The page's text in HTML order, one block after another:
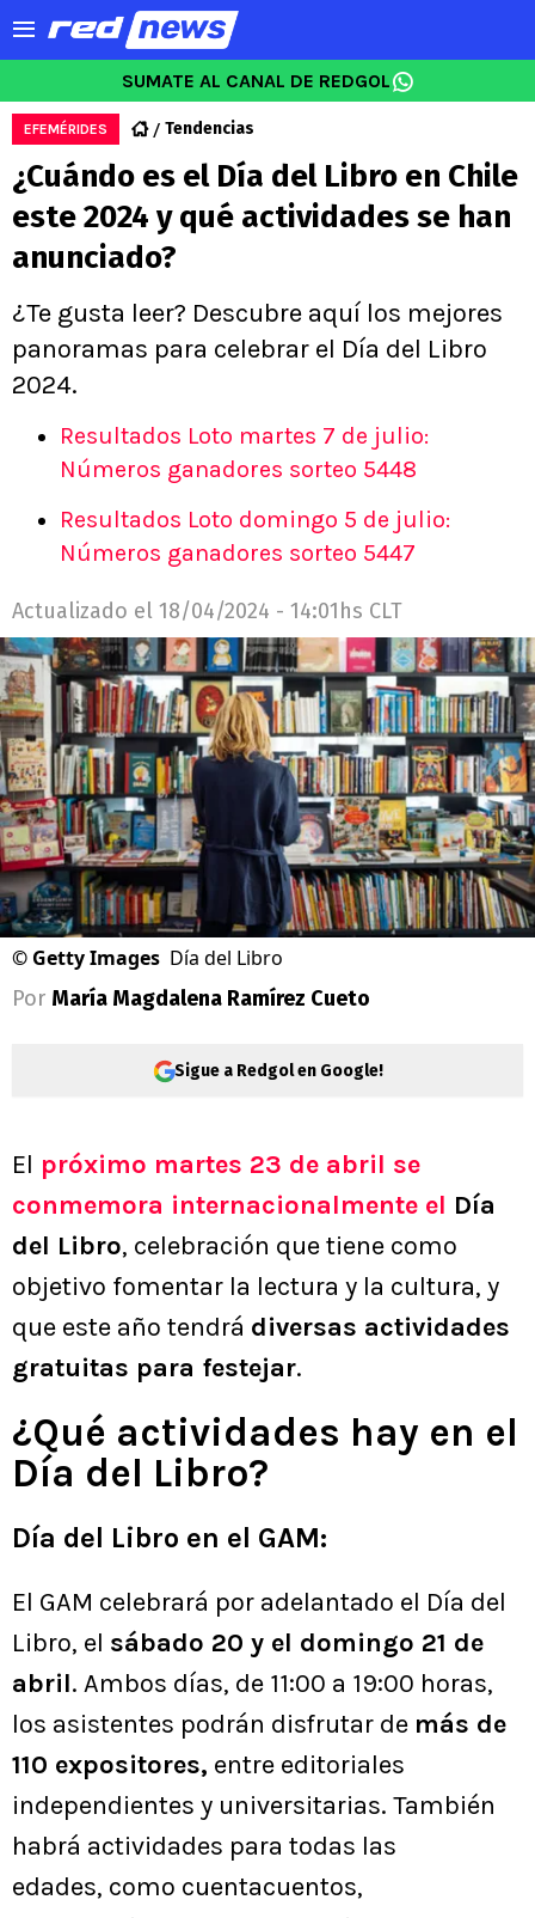
SUMATE AL CANAL DE REDGOL
EFEMÉRIDES Tendencias
¿Cuándo es el Día del Libro en Chile
este 2024 y qué actividades se han
anunciado?
¿Te gusta leer? Descubre aquí los mejores
panoramas para celebrar el Día del Libro
2024.
Resultados Loto martes 7 de julio:
Números ganadores sorteo 5448
Resultados Loto domingo 5 de julio:
Números ganadores sorteo 5447
Actualizado el 18/04/2024 - 14:01hs CLT
© Getty Images Día del Libro
Por María Magdalena Ramírez Cueto
Sigue a Redgol en Google!
El próximo martes 23 de abril se
conmemora internacionalmente el Día
del Libro, celebración que tiene como
objetivo fomentar la lectura y la cultura, y
que este año tendrá diversas actividades
gratuitas para festejar.
¿Qué actividades hay en el
Día del Libro?
Día del Libro en el GAM:
El GAM celebrará por adelantado el Día del
Libro, el sábado 20 y el domingo 21 de
abril. Ambos días, de 11:00 a 19:00 horas,
los asistentes podrán disfrutar de más de
110 expositores, entre editoriales
independientes y universitarias. También
habrá actividades para todas las
edades, como cuentacuentos,